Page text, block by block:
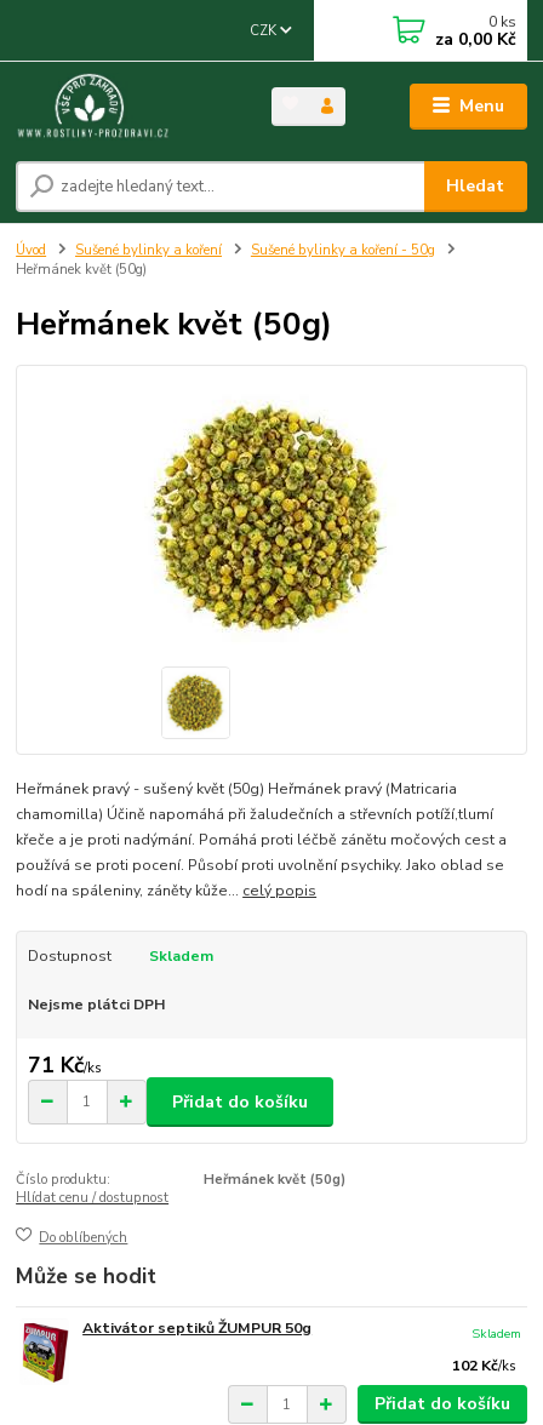
Menu
CZK
Hledat
0 ks
za 0,00 Kč
Úvod Sušené bylinky a koření
Sušené bylinky a koření - 50g
Heřmánek květ (50g)
Heřmánek květ (50g)
Heřmánek pravý - sušený květ (50g) Heřmánek pravý (Matricaria
chamomilla) Účině napomáhá při žaludečních a střevních potíží,tlumí
křeče a je proti nadýmání. Pomáhá proti léčbě zánětu močových cest a
používá se proti pocení. Působí proti uvolnění psychiky. Jako oblad se
hodí na spáleniny, záněty kůže... celý popis
Dostupnost Skladem
Nejsme plátci DPH
71 Kč/ks
Přidat do košíku
Číslo produktu:
Heřmánek květ (50g)
Hlídat cenu / dostupnost
Do oblíbených
Může se hodit
Aktivátor septiků ŽUMPUR 50g
102 Kč/ks
Skladem
Přidat do košíku